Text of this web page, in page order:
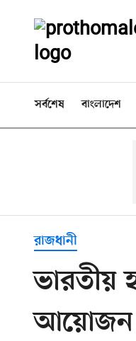
সর্বশেষ বাংলাদেশ
রাজধানী
ভারতীয়
আয়োজন